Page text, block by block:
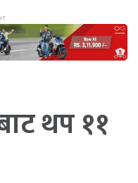
थप ११